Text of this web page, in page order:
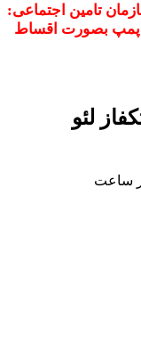
تامین اجتماعی:
پمپ بصورت اقساط
متری تکفاز لئو